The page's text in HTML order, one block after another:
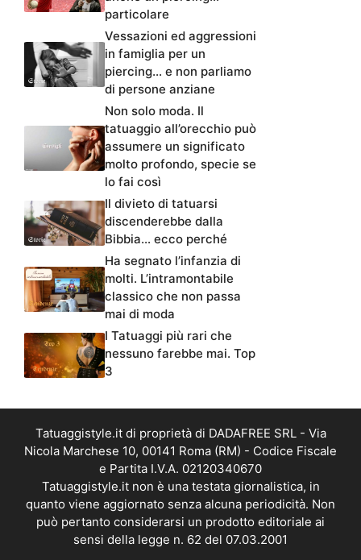
particolare
Vessazioni ed aggressioni
in famiglia per un
piercing… e non parliamo
di persone anziane
Non solo moda. Il
tatuaggio all’orecchio può
assumere un significato
molto profondo, specie se
lo fai così
Il divieto di tatuarsi
discenderebbe dalla
Bibbia… ecco perché
Ha segnato l’infanzia di
molti. L’intramontabile
classico che non passa
mai di moda
I Tatuaggi più rari che
nessuno farebbe mai. Top
3
Tatuaggistyle.it di proprietà di DADAFREE SRL - Via
Nicola Marchese 10, 00141 Roma (RM) - Codice Fiscale
e Partita I.V.A. 02120340670
Tatuaggistyle.it non è una testata giornalistica, in
quanto viene aggiornato senza alcuna periodicità. Non
può pertanto considerarsi un prodotto editoriale ai
sensi della legge n. 62 del 07.03.2001